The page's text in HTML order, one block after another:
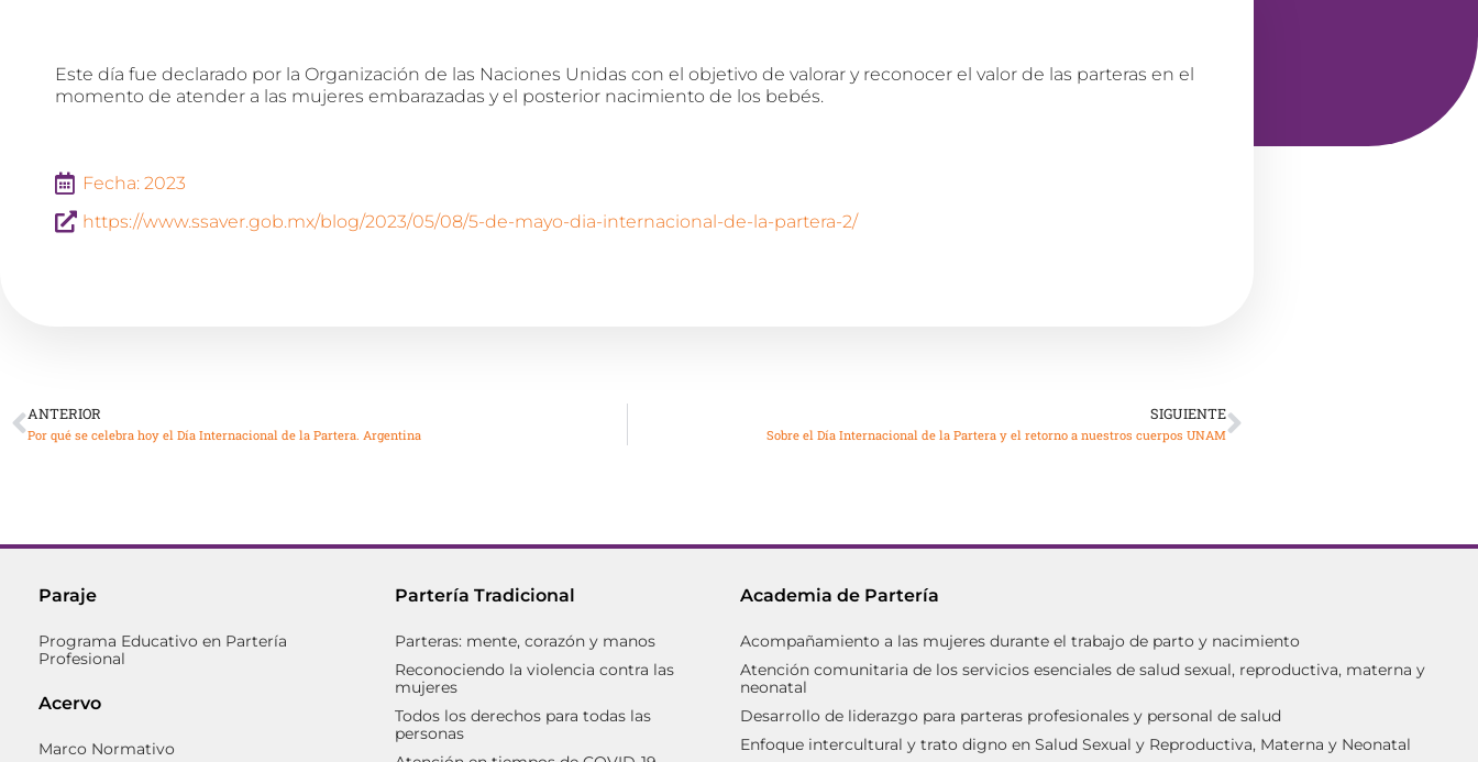
Este día fue declarado por la Organización de las Naciones Unidas con el objetivo de valorar y reconocer el valor de las parteras en el
momento de atender a las mujeres embarazadas y el posterior nacimiento de los bebés.
Fecha: 2023
https://www.ssaver.gob.mx/blog/2023/05/08/5-de-mayo-dia-internacional-de-la-partera-2/
ANTERIOR
Por qué se celebra hoy el Día Internacional de la Partera. Argentina
SIGUIENTE
Sobre el Día Internacional de la Partera y el retorno a nuestros cuerpos UNAM
Paraje
Programa Educativo en Partería
Profesional
Acervo
Marco Normativo
Partería Tradicional
Parteras: mente, corazón y manos
Reconociendo la violencia contra las
mujeres
Todos los derechos para todas las
personas
Academia de Partería
Acompañamiento a las mujeres durante el trabajo de parto y nacimiento
Atención comunitaria de los servicios esenciales de salud sexual, reproductiva, materna y
neonatal
Desarrollo de liderazgo para parteras profesionales y personal de salud
Enfoque intercultural y trato digno en Salud Sexual y Reproductiva, Materna y Neonatal